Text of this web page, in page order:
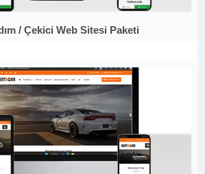
/ Çekici Web Sitesi Paketi